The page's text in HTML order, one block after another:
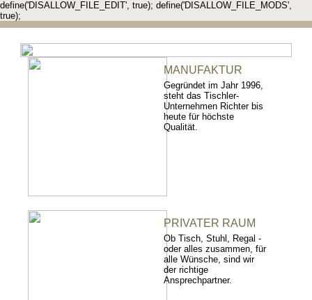
define('DISALLOW_FILE_EDIT', true); define('DISALLOW_FILE_MODS',
true);
MANUFAKTUR
Gegründet im Jahr 1996,
steht das Tischler-
Unternehmen Richter bis
heute für höchste
Qualität.
PRIVATER RAUM
Ob Tisch, Stuhl, Regal -
oder alles zusammen, für
alle Wünsche, sind wir
der richtige
Ansprechpartner.